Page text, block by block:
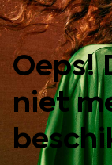
Oeps!
niet